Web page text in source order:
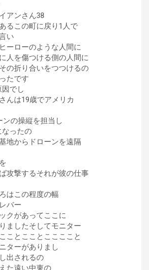
アンさん38
るこの町に戻り1人で
い
ーローのような人間に
人を傷つける側の人間に
の折り合いをつつけるの
たです
因でし
んは19歳でアメリカ
の操縦を担当し
なったの
地からドローンを遠隔
攻撃するそれが彼の仕事
はこの程度の幅
バー
クがあってここに
ましたそしてモニター
ことこことここここと
ターがありまし
出されるの
た遠い中東の